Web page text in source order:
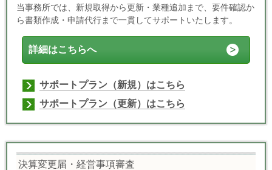
当事務所では、新規取得から更新・業種追加まで、要件確認か
ら書類作成・申請代行まで一貫してサポートいたします。
詳細はこちらへ
サポートプラン（新規）はこちら
サポートプラン（更新）はこちら
決算変更届・経営事項審査